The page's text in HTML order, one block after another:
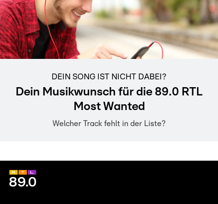
DEIN SONG IST NICHT DABEI?
Dein Musikwunsch für die 89.0 RTL
Most Wanted
Welcher Track fehlt in der Liste?